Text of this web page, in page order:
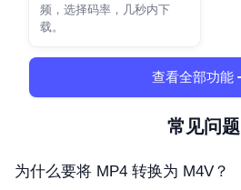
频，选择码率，几秒内下
载。
查看全部功能
常见问题
为什么要将 MP4 转换为 M4V？